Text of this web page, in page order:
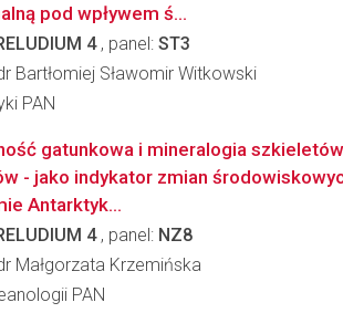
pod wpływem ś...
4, panel: ST3
Bartłomiej Sławomir Witkowski
PAN
gatunkowa i mineralogia szkieletów
- jako indykator zmian
Antarktyk...
4, panel: NZ8
Małgorzata Krzemińska
PAN